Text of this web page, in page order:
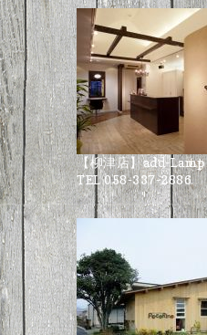
【柳津店】add-Lamp
TEL 058-337-2886